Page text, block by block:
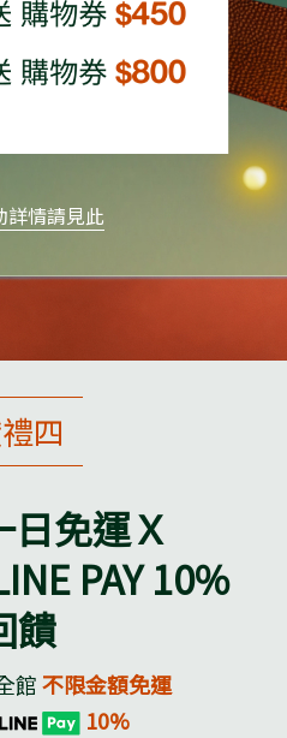
詳情請見此
四
免運Ｘ
PAY 10%
饋
館不限金額免運
10%